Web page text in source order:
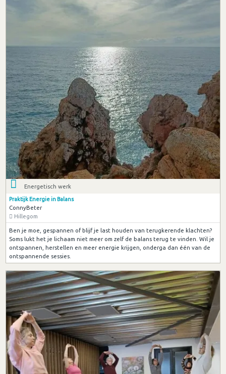
Energetisch werk
Praktijk Energie in Balans
ConnyBeter
Hillegom
Ben je moe, gespannen of blijf je last houden van terugkerende klachten?
Soms lukt het je lichaam niet meer om zelf de balans terug te vinden. Wil je
ontspannen, herstellen en meer energie krijgen, onderga dan één van de
ontspannende sessies.